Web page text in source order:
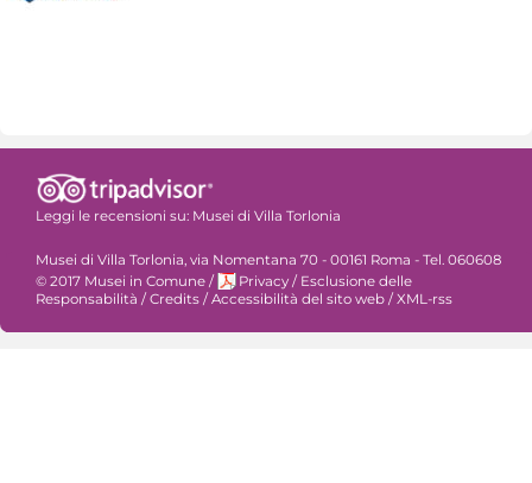
Leggi le recensioni su: Musei di Villa Torlonia
Musei di Villa Torlonia, via Nomentana 70 - 00161 Roma - Tel. 060608
© 2017 Musei in Comune / Privacy / Esclusione delle
Responsabilità /Credits /Accessibilità del sito web /XML-rss